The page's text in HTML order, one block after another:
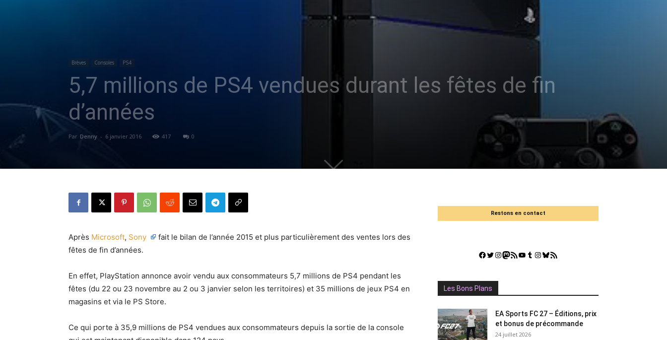
Brèves Consoles PS4
5,7 millions de PS4 vendues durant les fêtes de fin
d’années
Par Denny - 6 janvier 2016 417 0
Après Microsoft, Sony
fait le bilan de l’année 2015 et plus particulièrement des ventes lors des
fêtes de fin d’années.
En effet, PlayStation annonce avoir vendu aux consommateurs 5,7 millions de PS4 pendant les
fêtes (du 22 ou 23 novembre au 2 ou 3 janvier selon les territoires) et 35 millions de jeux PS4 en
magasins et via le PS Store.
Ce qui porte à 35,9 millions de PS4 vendues aux consommateurs depuis la sortie de la console
Restons en contact
Facebook
Twitter
Instagram
Mastodon
Flux RSSYouTube
Tumblr
Instagram
Bluesky
GestGame
Les Bons Plans
EA Sports FC 27 – Éditions, prix
et bonus de précommande
24 juillet 2026